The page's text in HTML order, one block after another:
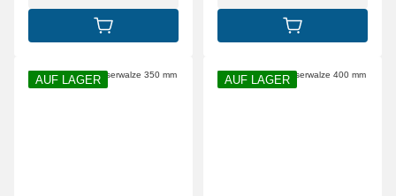
IN DEN WARENKORB IN DEN
AUF LAGER AUF LAGER